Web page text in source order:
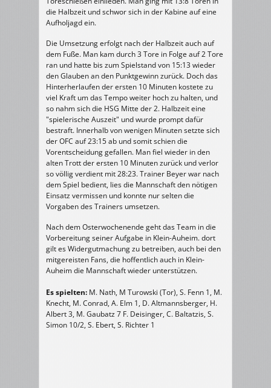
die Halbzeit und schwor sich in der Kabine auf eine
Aufholjagd ein.
Die Umsetzung erfolgt nach der Halbzeit auch auf
dem Fuße. Man kam durch 3 Tore in Folge auf 2 Tore
ran und hatte bis zum Spielstand von 15:13 wieder
den Glauben an den Punktgewinn zurück. Doch das
Hinterherlaufen der ersten 10 Minuten kostete zu
viel Kraft um das Tempo weiter hoch zu halten, und
so nahm sich die HSG Mitte der 2. Halbzeit eine
"spielerische Auszeit" und wurde prompt dafür
bestraft. Innerhalb von wenigen Minuten setzte sich
der OFC auf 23:15 ab und somit schien die
Vorentscheidung gefallen. Man fiel wieder in den
alten Trott der ersten 10 Minuten zurück und verlor
so völlig verdient mit 28:23. Trainer Beyer war nach
dem Spiel bedient, lies die Mannschaft den nötigen
Einsatz vermissen und konnte nur selten die
Vorgaben des Trainers umsetzen.
Nach dem Osterwochenende geht das Team in die
Vorbereitung seiner Aufgabe in Klein-Auheim. dort
gilt es Widergutmachung zu betreiben, auch bei den
mitgereisten Fans, die hoffentlich auch in Klein-
Auheim die Mannschaft wieder unterstützen.
Es spielten: M. Nath, M Turowski (Tor), S. Fenn 1, M.
Knecht, M. Conrad, A. Elm 1, D. Altmannsberger, H.
Albert 3, M. Gaubatz 7 F. Deisinger, C. Baltatzis, S.
Simon 10/2, S. Ebert, S. Richter 1